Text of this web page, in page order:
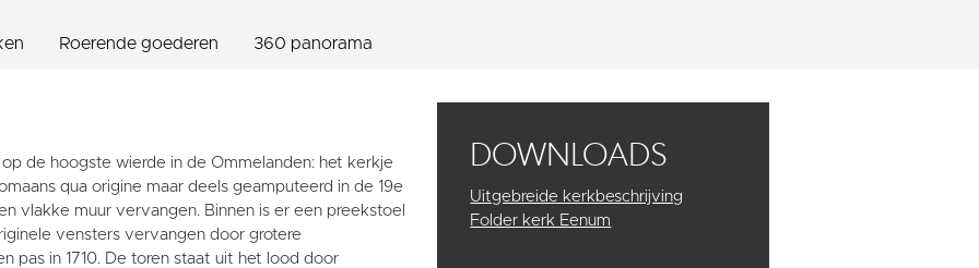
Roerende goederen 360 panorama
de hoogste wierde in de Ommelanden: het kerkje
qua origine maar deels geamputeerd in de 19e
vlakke muur vervangen. Binnen is er een preekstoel
vensters vervangen door grotere
pas in 1710. De toren staat uit het lood door
DOWNLOADS
Uitgebreide kerkbeschrijving
Folder kerk Eenum